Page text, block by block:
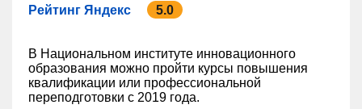
Рейтинг Яндекс 5.0
В Национальном институте инновационного
образования можно пройти курсы повышения
квалификации или профессиональной
переподготовки с 2019 года.